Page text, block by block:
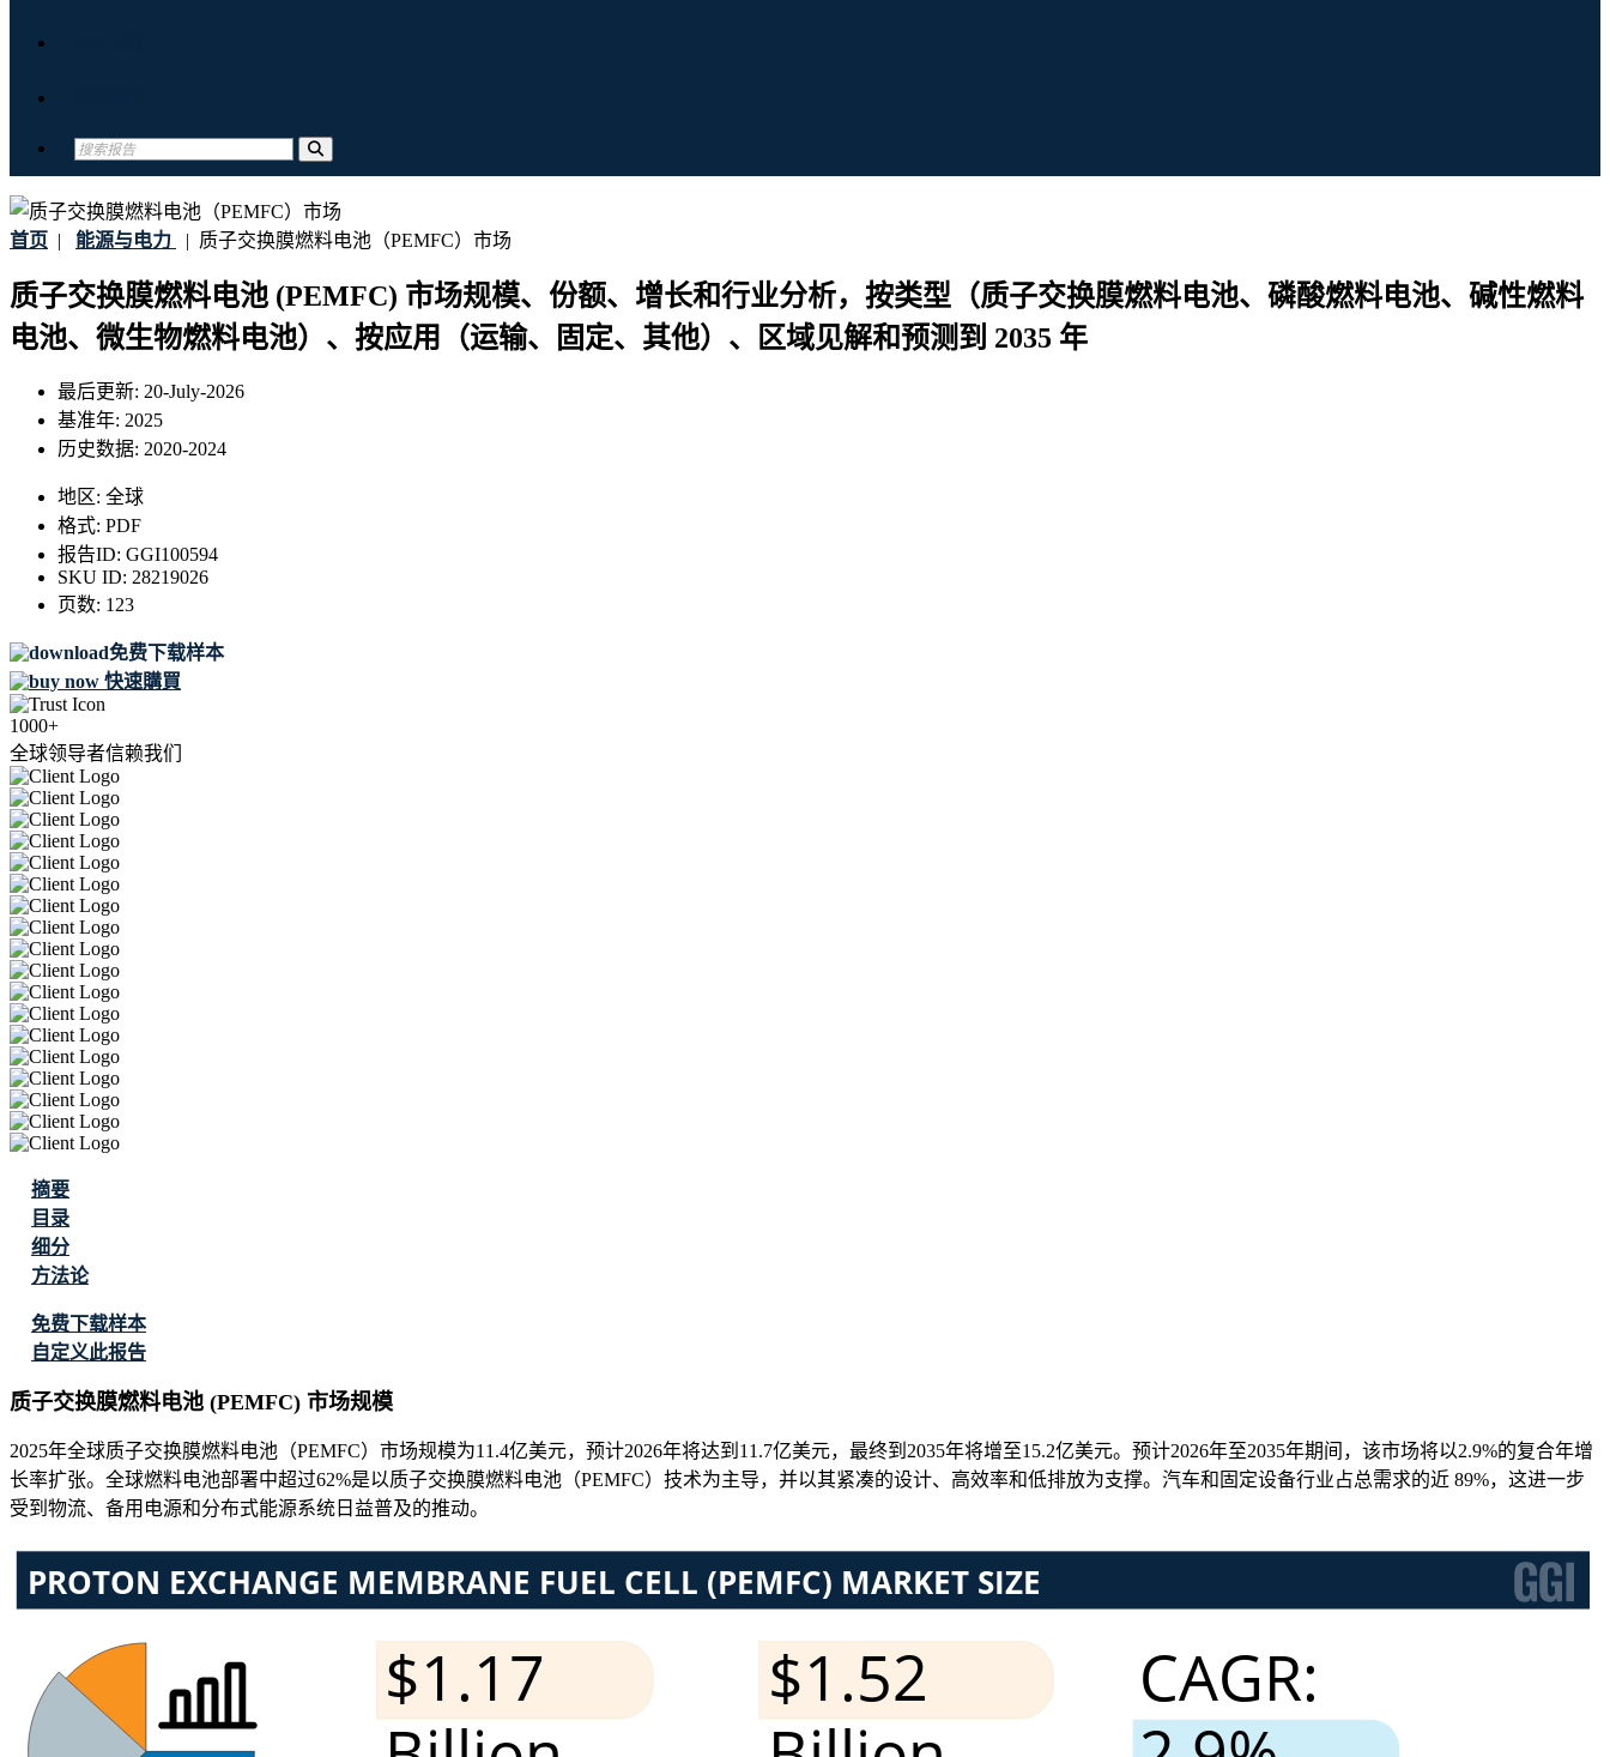
首页 | 能源与电力 | 质子交换膜燃料电池（PEMFC）市场
质子交换膜燃料电池 (PEMFC) 市场规模、份额、增长和行业分析，按类型（质子交换膜燃料电池、磷酸燃料电池、碱性燃料
电池、微生物燃料电池）、按应用（运输、固定、其他）、区域见解和预测到 2035 年
最后更新: 20-July-2026
基准年: 2025
历史数据: 2020-2024
地区: 全球
格式: PDF
报告ID: GGI100594
SKU ID: 28219026
页数: 123
免费下载样本
快速購買
1000+
全球领导者信赖我们
摘要
目录
细分
方法论
免费下载样本
自定义此报告
质子交换膜燃料电池 (PEMFC) 市场规模
2025年全球质子交换膜燃料电池（PEMFC）市场规模为11.4亿美元，预计2026年将达到11.7亿美元，最终到2035年将增至15.2亿美元。预计2026年至2035年期间，该市场将以2.9%的复合年增
长率扩张。全球燃料电池部署中超过62%是以质子交换膜燃料电池（PEMFC）技术为主导，并以其紧凑的设计、高效率和低排放为支撑。汽车和固定设备行业占总需求的近 89%，这进一步
受到物流、备用电源和分布式能源系统日益普及的推动。